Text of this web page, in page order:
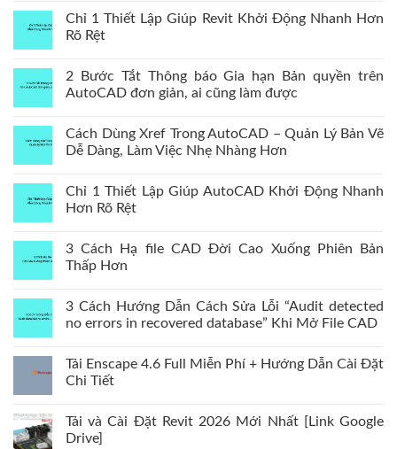
Chỉ 1 Thiết Lập Giúp Revit Khởi Động Nhanh Hơn
Rõ Rệt
2 Bước Tắt Thông báo Gia hạn Bản quyền trên
AutoCAD đơn giản, ai cũng làm được
Cách Dùng Xref Trong AutoCAD – Quản Lý Bản Vẽ
Dễ Dàng, Làm Việc Nhẹ Nhàng Hơn
Chỉ 1 Thiết Lập Giúp AutoCAD Khởi Động Nhanh
Hơn Rõ Rệt
3 Cách Hạ file CAD Đời Cao Xuống Phiên Bản
Thấp Hơn
3 Cách Hướng Dẫn Cách Sửa Lỗi “Audit detected
no errors in recovered database” Khi Mở File CAD
Tải Enscape 4.6 Full Miễn Phí + Hướng Dẫn Cài Đặt
Chi Tiết
Tải và Cài Đặt Revit 2026 Mới Nhất [Link Google
Drive]